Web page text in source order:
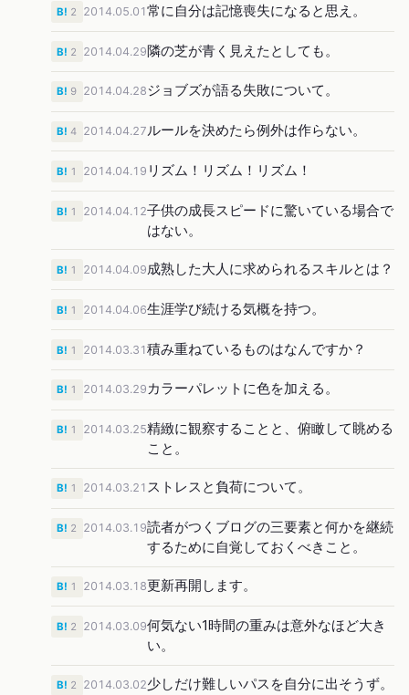
2014.05.01常に自分は記憶喪失になると思え。
B! 2
2014.04.29隣の芝が青く見えたとしても。
B! 2
2014.04.28ジョブズが語る失敗について。
B! 9
2014.04.27ルールを決めたら例外は作らない。
B! 4
2014.04.19 リズム！リズム！リズム！
B! 1
2014.04.12子供の成長スピードに驚いている場合で
はない。
B! 1
2014.04.09成熟した大人に求められるスキルとは？
B! 1
2014.04.06生涯学び続ける気概を持つ。
B! 1
2014.03.31積み重ねているものはなんですか？
B! 1
2014.03.29 カラーパレットに色を加える。
B! 1
2014.03.25精緻に観察することと、俯瞰して眺める
こと。
B! 1
2014.03.21 ストレスと負荷について。
B! 1
2014.03.19読者がつくブログの三要素と何かを継続
するために自覚しておくべきこと。
B! 2
2014.03.18更新再開します。
B! 1
2014.03.09何気ない1時間の重みは意外なほど大き
い。
B! 2
2014.03.02少しだけ難しいパスを自分に出そうず。
B! 2